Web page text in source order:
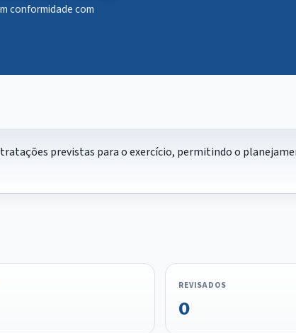
conformidade com
previstas para o exercício, permitindo o
REVISADOS
0